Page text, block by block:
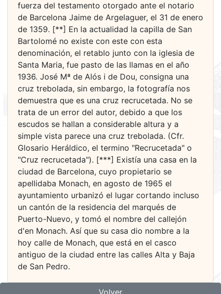
fuerza del testamento otorgado ante el notario
de Barcelona Jaime de Argelaguer, el 31 de enero
de 1359. [**] En la actualidad la capilla de San
Bartolomé no existe con este con esta
denominación, el retablo junto con la iglesia de
Santa Maria, fue pasto de las llamas en el año
1936. José Mª de Alós i de Dou, consigna una
cruz trebolada, sin embargo, la fotografía nos
demuestra que es una cruz recrucetada. No se
trata de un error del autor, debido a que los
escudos se hallan a considerable altura y a
simple vista parece una cruz trebolada. (Cfr.
Glosario Heráldico, el termino "Recrucetada" o
"Cruz recrucetada"). [***] Existía una casa en la
ciudad de Barcelona, cuyo propietario se
apellidaba Monach, en agosto de 1965 el
ayuntamiento urbanizó el lugar cortando incluso
un cantón de la residencia del marqués de
Puerto-Nuevo, y tomó el nombre del callejón
d'en Monach. Así que su casa dio nombre a la
hoy calle de Monach, que está en el casco
antiguo de la ciudad entre las calles Alta y Baja
de San Pedro.